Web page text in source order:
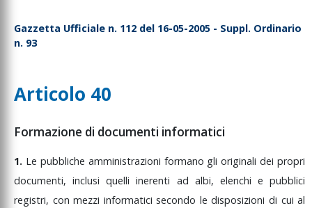
Gazzetta Ufficiale n. 112 del 16-05-2005 - Suppl. Ordinario
n. 93
Articolo 40
Formazione di documenti informatici
1. Le pubbliche amministrazioni formano glioriginalidei propri
documenti,inclusiquelliinerenti ad albi, elenchi e pubblici
registri, conmezzi informaticisecondo ledisposizioni di cuial